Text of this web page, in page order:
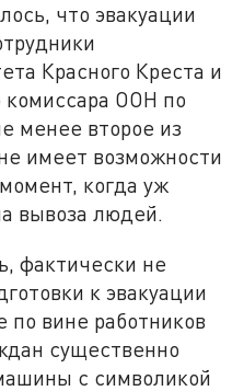
что эвакуации
Красного Креста и
комиссара ООН по
менее второе из
имеет возможности
когда уж
вывоза людей.
фактически не
к эвакуации
вине работников
существенно
с символикой